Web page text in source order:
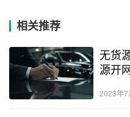
相关推荐
无货
源开
2023年7